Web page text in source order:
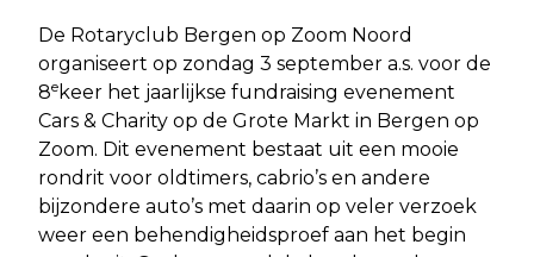
De Rotaryclub Bergen op Zoom Noord
organiseert op zondag 3 september a.s. voor de
8e keer het jaarlijkse fundraising evenement
Cars & Charity op de Grote Markt in Bergen op
Zoom. Dit evenement bestaat uit een mooie
rondrit voor oldtimers, cabrio’s en andere
bijzondere auto’s met daarin op veler verzoek
weer een behendigheidsproef aan het begin